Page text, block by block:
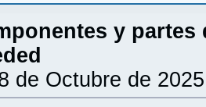
y partes
de Octubre de